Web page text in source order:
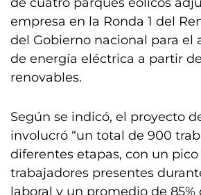
empresa en la Ronda 1 del
del Gobierno nacional para el
de energía eléctrica a partir
renovables.
Según se indicó, el proyecto
involucró “un total de 900
diferentes etapas, con un
trabajadores presentes
laboral y un promedio de 85%